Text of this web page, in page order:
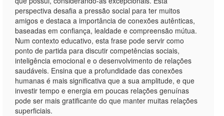
perspectiva desafia a pressão social para ter muitos
amigos e destaca a importância de conexões autênticas,
baseadas em confiança, lealdade e compreensão mútua.
Num contexto educativo, esta frase pode servir como
ponto de partida para discutir competências sociais,
inteligência emocional e o desenvolvimento de relações
saudáveis. Ensina que a profundidade das conexões
humanas é mais significativa que a sua amplitude, e que
investir tempo e energia em poucas relações genuínas
pode ser mais gratificante do que manter muitas relações
superficiais.